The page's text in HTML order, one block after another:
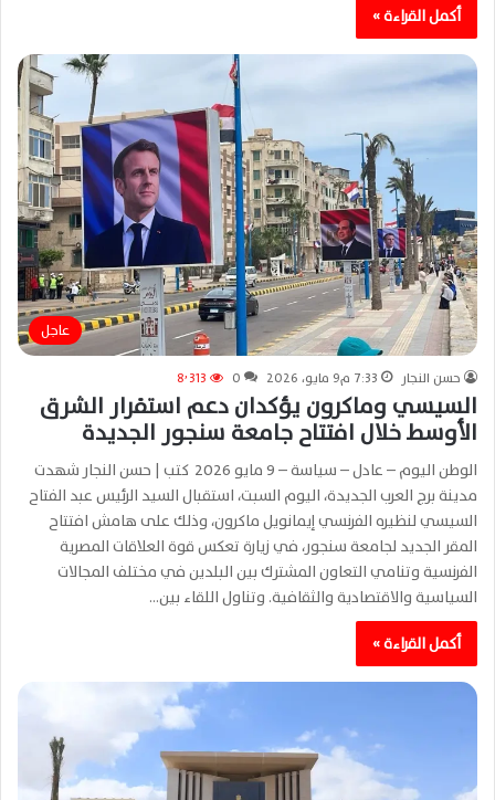
أكمل القراءة »
عاجل
حسن النجار 7:33 م9 مايو، 2026 0 8٬313
السيسي وماكرون يؤكدان دعم استقرار الشرق
الأوسط خلال افتتاح جامعة سنجور الجديدة
الوطن اليوم – عادل – سياسة – 9 مايو 2026 كتب | حسن النجار شهدت
مدينة برج العرب الجديدة، اليوم السبت، استقبال السيد الرئيس عبد الفتاح
السيسي لنظيره الفرنسي إيمانويل ماكرون، وذلك على هامش افتتاح
المقر الجديد لجامعة سنجور، في زيارة تعكس قوة العلاقات المصرية
الفرنسية وتنامي التعاون المشترك بين البلدين في مختلف المجالات
السياسية والاقتصادية والثقافية. وتناول اللقاء بين…
أكمل القراءة »